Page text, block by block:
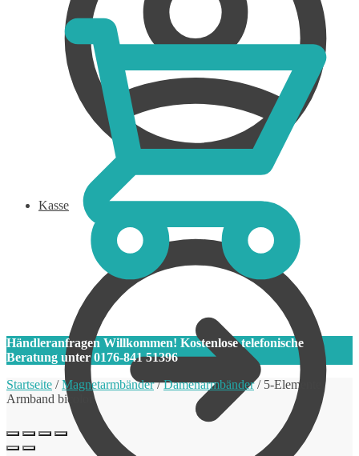
Kasse
Händleranfragen Willkommen! Kostenlose telefonische
Beratung unter 0176-841 51396
Startseite /Magnetarmbänder/Damenarmbänder/ 5-Elemente
Armband bicolor